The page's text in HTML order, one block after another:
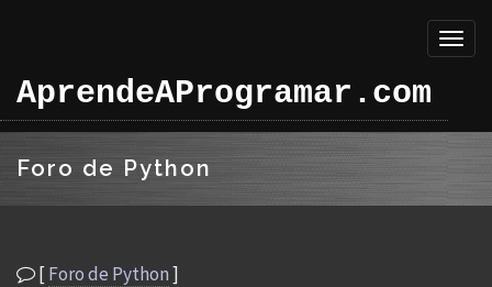
AprendeAProgramar.com
Foro de Python
[Foro de Python]